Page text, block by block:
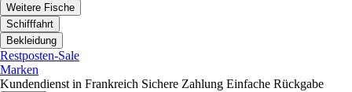
Weitere Fische
Schifffahrt
Bekleidung
Restposten-Sale
Marken
Kundendienst in Frankreich Sichere Zahlung Einfache Rückgabe